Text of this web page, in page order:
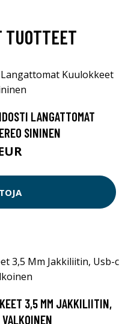
TUOTTEET
LANGATTOMAT
SININEN
3,5 MM JAKKILIITIN,